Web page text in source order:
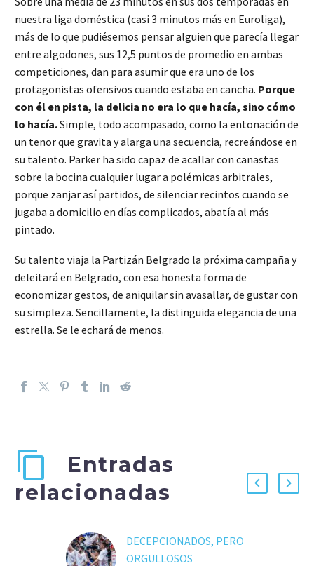
nuestra liga doméstica (casi 3 minutos más en Euroliga),
más de lo que pudiésemos pensar alguien que parecía llegar
entre algodones, sus 12,5 puntos de promedio en ambas
competiciones, dan para asumir que era uno de los
protagonistas ofensivos cuando estaba en cancha. Porque
con él en pista, la delicia no era lo que hacía, sino cómo
lo hacía.Simple, todo acompasado, como la entonación de
un tenor que gravita y alarga una secuencia, recreándose en
su talento. Parker ha sido capaz de acallar con canastas
sobre la bocina cualquier lugar a polémicas arbitrales,
porque zanjar así partidos, de silenciar recintos cuando se
jugaba a domicilio en días complicados, abatía al más
pintado.
Su talento viaja la Partizán Belgrado la próxima campaña y
deleitará en Belgrado, con esa honesta forma de
economizar gestos, de aniquilar sin avasallar, de gustar con
su simpleza. Sencillamente, la distinguida elegancia de una
estrella. Se le echará de menos.
Entradas
relacionadas
DECEPCIONADOS, PERO
ORGULLOSOS